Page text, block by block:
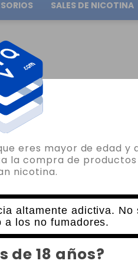
eres mayor de edad y
la compra de productos
nicotina.
altamente adictiva. No
a los no fumadores.
de 18 años?
a 30.00€
SALES DE NICOTINA
ARTEMIS II THUNDERHEAD RDTA
II THUNDERHEAD RDTA